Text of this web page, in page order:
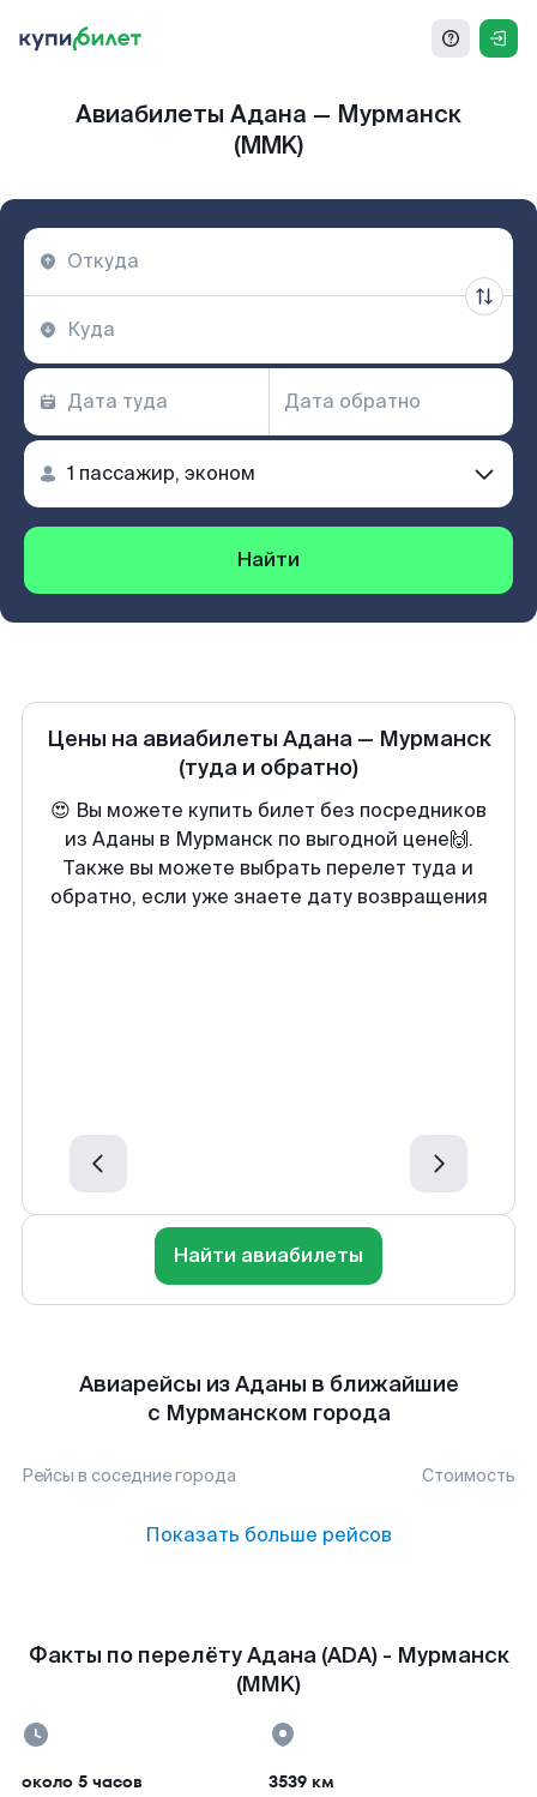
Авиабилеты Адана — Мурманск
(MMK)
Найти
Цены на авиабилеты Адана— Мурманск
(туда и обратно)
😍 Вы можете купить билет без посредников
из Аданы в Мурманск по выгодной цене🙌.
Также вы можете выбрать перелет туда и
обратно, если уже знаете дату возвращения
Найти авиабилеты
Авиарейсы из Аданы в ближайшие
с Мурманском города
Рейсы в соседние города Стоимость
Показать больше рейсов
Факты по перелёту Адана (ADA) - Мурманск
(MMK)
около 5 часов 3539 км